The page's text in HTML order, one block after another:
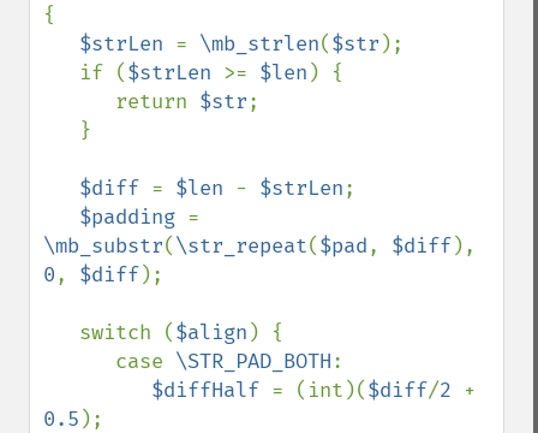
{
$strLen = \mb_strlen($str );
   if (
$strLen >= $len ) {
      return
$str;
$diff = $len - $strLen;
$padding
\mb_substr(\str_repeat($pad, $diff
0, $diff);
   switch (
$align ) {
      case
\STR_PAD_BOTH:
$diffHalf = (int)($diff/2
0.5 );